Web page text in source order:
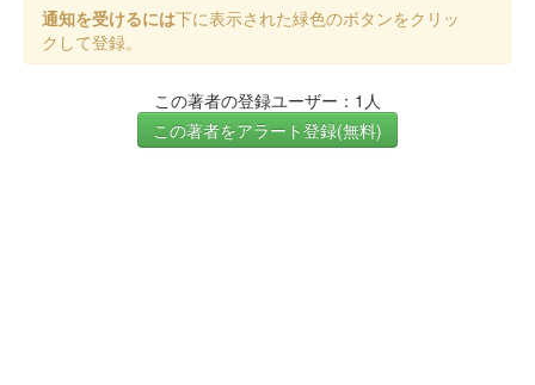
通知を受けるには下に表示された緑色のボタンをクリッ
クして登録。
この著者の登録ユーザー：1人
この著者をアラート登録(無料)